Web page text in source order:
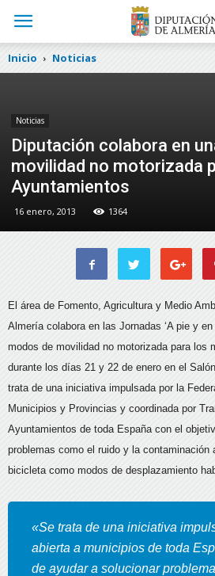
Inicio Noticias
Noticias
Diputación colabora en
movilidad no motorizada
Ayuntamientos
16 enero, 2013 1364
El área de Fomento, Agricultura y Medio
Almería colabora en las Jornadas ‘A pie y
modos de movilidad no motorizada para los
durante los días 21 y 22 de enero en el
trata de una iniciativa impulsada por la
Municipios y Provincias y coordinada por
Ayuntamientos de toda España con el
problemas como el ruido y la contaminación
bicicleta como modos de desplazamiento
«Se trata de una iniciativa
abierta a municipios de toda
de ayudar a solucionar